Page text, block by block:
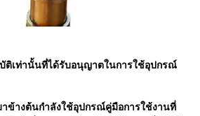
ติเท่านั้นที่ได้รับอนุญาตในการใช้อุปกรณ์
ข้างต้นกําลังใช้อุปกรณ์คู่มือการใช้งานที่